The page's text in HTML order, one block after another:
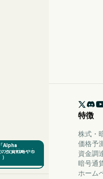
特徴
株式・
価格予
資金調
暗号通
ホーム